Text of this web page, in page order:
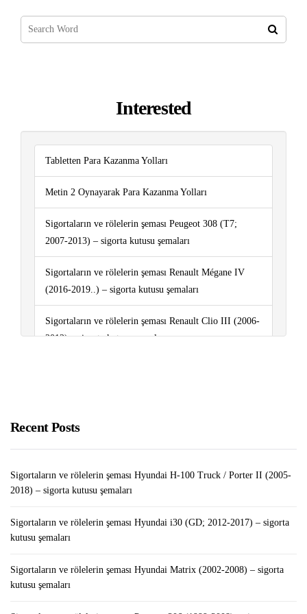
Interested
Tabletten Para Kazanma Yolları
Metin 2 Oynayarak Para Kazanma Yolları
Sigortaların ve rölelerin şeması Peugeot 308 (T7;
2007-2013) – sigorta kutusu şemaları
Sigortaların ve rölelerin şeması Renault Mégane IV
(2016-2019..) – sigorta kutusu şemaları
Sigortaların ve rölelerin şeması Renault Clio III (2006-
2012) – sigorta kutusu şemaları
Recent Posts
Sigortaların ve rölelerin şeması Hyundai H-100 Truck / Porter II (2005-
2018) – sigorta kutusu şemaları
Sigortaların ve rölelerin şeması Hyundai i30 (GD; 2012-2017) – sigorta
kutusu şemaları
Sigortaların ve rölelerin şeması Hyundai Matrix (2002-2008) – sigorta
kutusu şemaları